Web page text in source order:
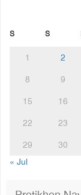
S S
1 2
8
9
15
16
22
23
29
30
« Jul